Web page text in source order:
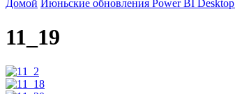
Домой Июньские обновления Power BI Desktop
11_19